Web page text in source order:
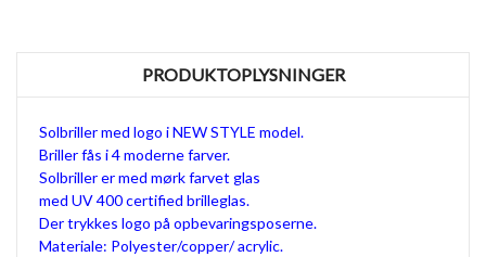
PRODUKTOPLYSNINGER
Solbriller med logo i NEW STYLE model.
Briller fås i 4 moderne farver.
Solbriller er med mørk farvet glas
med UV 400 certified brilleglas.
Der trykkes logo på opbevaringsposerne.
Materiale: Polyester/copper/ acrylic.